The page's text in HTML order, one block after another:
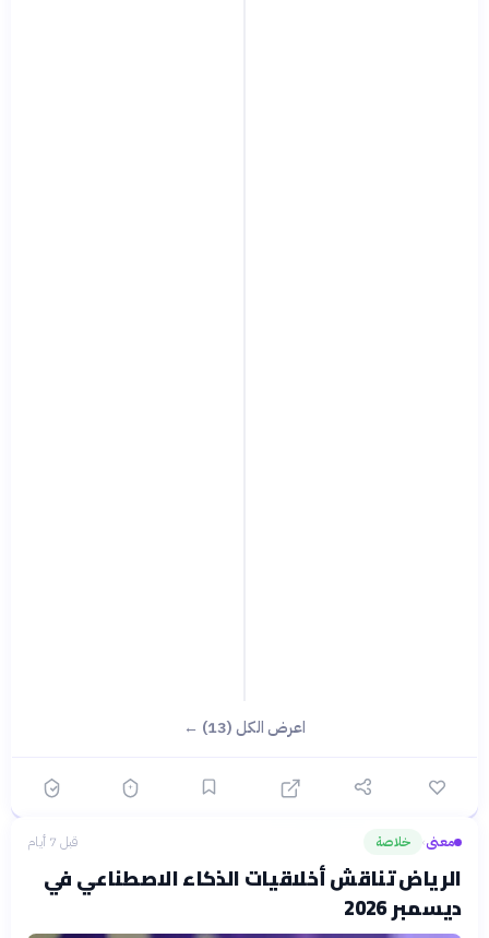
اعرض الكل (13) ←
معنى› خلاصة قبل 7 أيام
الرياض تناقش أخلاقيات الذكاء الاصطناعي في
ديسمبر 2026